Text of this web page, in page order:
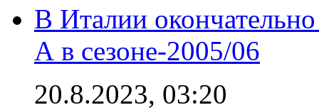
В Италии
А в сезоне-2005/06
20.8.2023, 03:20